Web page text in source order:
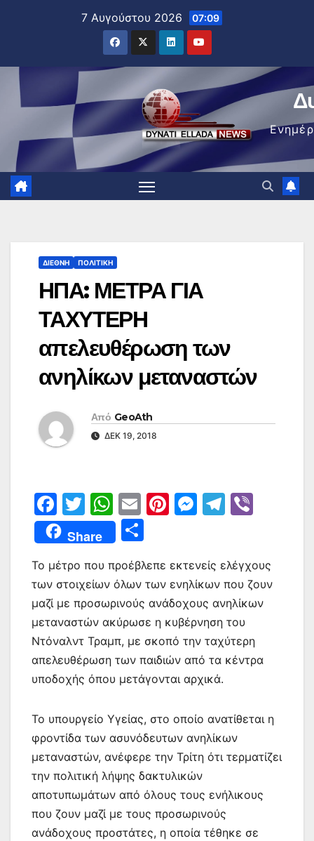
7 Αυγούστου 2026 07:09
ΔΙΕΘΝΉ ΠΟΛΙΤΙΚΉ
ΗΠΑ: ΜΕΤΡΑ ΓΙΑ
ΤΑΧΥΤΕΡΗ
απελευθέρωση των
ανηλίκων μεταναστών
Από GeoAth
ΔΕΚ 19, 2018
F
a
c
e
b
o
o
k
T
w
itt
er
W
h
at
s
A
p
p
E
m
ai
l
Pi
e
st
M
s
e
n
g
er
T
gr
a
m
Share
ρ
α
σ
τε
ίτ
ε
Το μέτρο που προέβλεπε εκτενείς ελέγχους
των στοιχείων όλων των ενηλίκων που ζουν
μαζί με προσωρινούς ανάδοχους ανηλίκων
μεταναστών ακύρωσε η κυβέρνηση του
Ντόναλντ Τραμπ, με σκοπό την ταχύτερη
απελευθέρωση των παιδιών από τα κέντρα
υποδοχής όπου μετάγονται αρχικά.
Το υπουργείο Υγείας, στο οποίο ανατίθεται η
φροντίδα των ασυνόδευτων ανηλίκων
μεταναστών, ανέφερε την Τρίτη ότι τερματίζει
την πολιτική λήψης δακτυλικών
αποτυπωμάτων από όλους τους ενήλικους
που ζουν μαζί με τους προσωρινούς
ανάδοχους προστάτες, η οποία τέθηκε σε